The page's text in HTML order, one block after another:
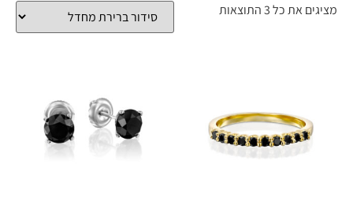
מציגים את כל ⁦3⁩ התוצאות